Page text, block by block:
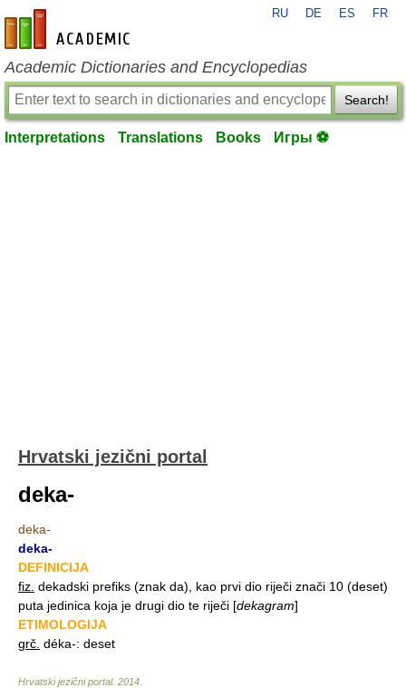
en-academic.com
RU DE ES FR
Academic Dictionaries and Encyclopedias
Search!
Interpretations Translations Books Игры ⚽
Hrvatski jezični portal
deka-
deka-
deka-
DEFINICIJA
fiz. dekadski prefiks (znak da), kao prvi dio riječi znači 10 (deset)
puta jedinica koja je drugi dio te riječi [dekagram]
ETIMOLOGIJA
grč. déka-: deset
Hrvatski jezični portal. 2014